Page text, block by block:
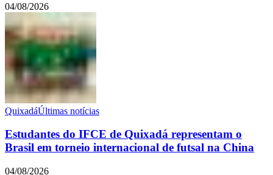
04/08/2026
QuixadáÚltimas notícias
Estudantes do IFCE de Quixadá representam o
Brasil em torneio internacional de futsal na China
04/08/2026